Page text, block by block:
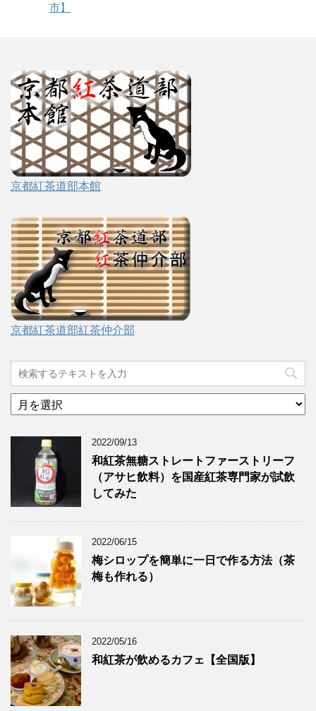
市】
京都紅茶道部本館
京都紅茶道部紅茶仲介部
ア
ー
2022/09/13
和紅茶無糖ストレートファーストリーフ
（アサヒ飲料）を国産紅茶専門家が試飲
してみた
2022/06/15
梅シロップを簡単に一日で作る方法（茶
梅も作れる）
2022/05/16
和紅茶が飲めるカフェ【全国版】